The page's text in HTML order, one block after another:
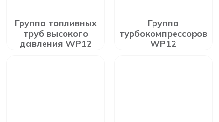
Группа топливных
труб высокого
давления WP12
Группа
турбокомпрессоров
WP12